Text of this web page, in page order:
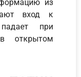
из
вход к
при
открытом